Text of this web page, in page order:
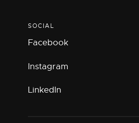
SOCIAL
Facebook
Instagram
LinkedIn